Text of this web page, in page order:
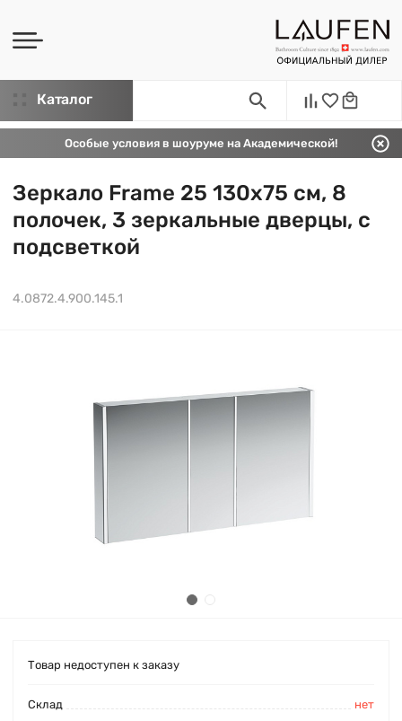
Каталог
Особые условия в шоуруме на Академической!
Зеркало Frame 25 130х75 см, 8
полочек, 3 зеркальные дверцы, с
подсветкой
4.0872.4.900.145.1
Товар недоступен к заказу
Cклад
нет